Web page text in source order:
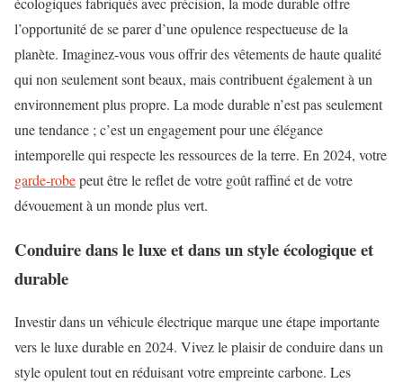
l’opportunité de se parer d’une opulence respectueuse de la
planète. Imaginez-vous vous offrir des vêtements de haute qualité
qui non seulement sont beaux, mais contribuent également à un
environnement plus propre. La mode durable n’est pas seulement
une tendance ; c’est un engagement pour une élégance
intemporelle qui respecte les ressources de la terre. En 2024, votre
garde-robepeut être le reflet de votre goût raffiné et de votre
dévouement à un monde plus vert.
Conduire dans le luxe et dans un style écologique et
durable
Investir dans un véhicule électrique marque une étape importante
vers le luxe durable en 2024. Vivez le plaisir de conduire dans un
style opulent tout en réduisant votre empreinte carbone. Les